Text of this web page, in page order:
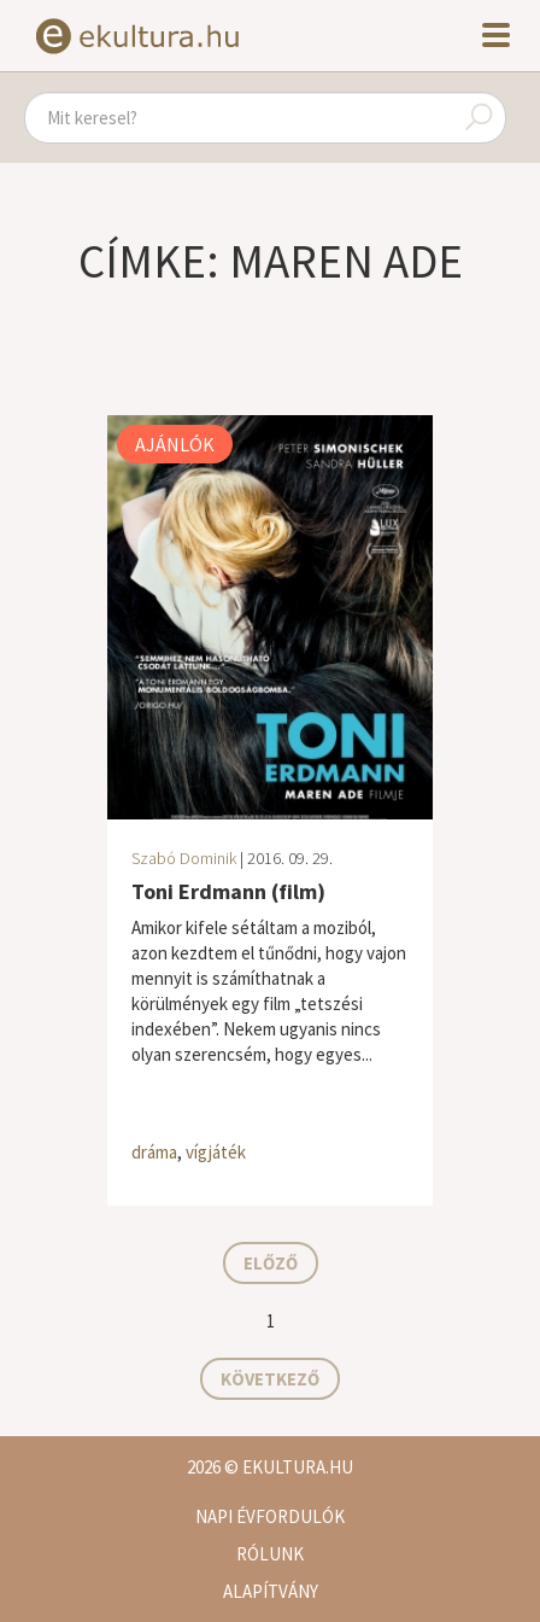
CÍMKE: MAREN ADE
AJÁNLÓK
Szabó Dominik | 2016. 09. 29.
Toni Erdmann (film)
Amikor kifele sétáltam a moziból,
azon kezdtem el tűnődni, hogy vajon
mennyit is számíthatnak a
körülmények egy film „tetszési
indexében”. Nekem ugyanis nincs
olyan szerencsém, hogy egyes...
dráma, vígjáték
ELŐZŐ
1
KÖVETKEZŐ
2026© EKULTURA.HU
NAPI ÉVFORDULÓK
RÓLUNK
ALAPÍTVÁNY